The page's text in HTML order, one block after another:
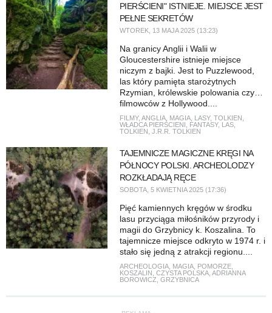
PIERŚCIENI" ISTNIEJE. MIEJSCE JEST
PEŁNE SEKRETÓW
WTOREK, 13 MAJA 2025 (13:23)
Na granicy Anglii i Walii w
Gloucestershire istnieje miejsce
niczym z bajki. Jest to Puzzlewood,
las który pamięta starożytnych
Rzymian, królewskie polowania czy…
filmowców z Hollywood....
FILMY, ANGLIA, MAGIA, LASY, TOLKIEN
WŁADCA PIERŚCIENI
FANTASY, LAS,
TOLKIEN J.R.R. TOLKIEN
TAJEMNICZE MAGICZNE KRĘGI NA
PÓŁNOCY POLSKI. ARCHEOLODZY
ROZKŁADAJĄ RĘCE
SOBOTA, 5 KWIETNIA 2025 (17:36)
Pięć kamiennych kręgów w środku
lasu przyciąga miłośników przyrody i
magii do Grzybnicy k. Koszalina. To
tajemnicze miejsce odkryto w 1974 r. i
stało się jedną z atrakcji regionu....
ARCHEOLOGIA, MAGIA, POMORZE,
KOSZALIN CZYSTA POLSKA, ADRIANNA
BOROWICZ GRZYBNICA